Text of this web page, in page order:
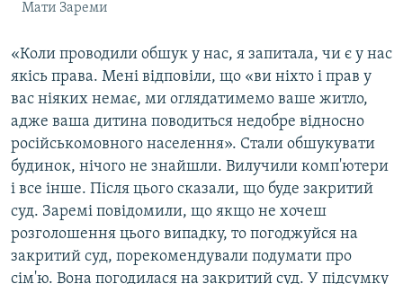
Мати Зареми
«Коли проводили обшук у нас, я запитала, чи є у нас
якісь права. Мені відповіли, що «ви ніхто і прав у
вас ніяких немає, ми оглядатимемо ваше житло,
адже ваша дитина поводиться недобре відносно
російськомовного населення». Стали обшукувати
будинок, нічого не знайшли. Вилучили комп'ютери
і все інше. Після цього сказали, що буде закритий
суд. Заремі повідомили, що якщо не хочеш
розголошення цього випадку, то погоджуйся на
закритий суд, порекомендували подумати про
сім'ю. Вона погодилася на закритий суд. У підсумку